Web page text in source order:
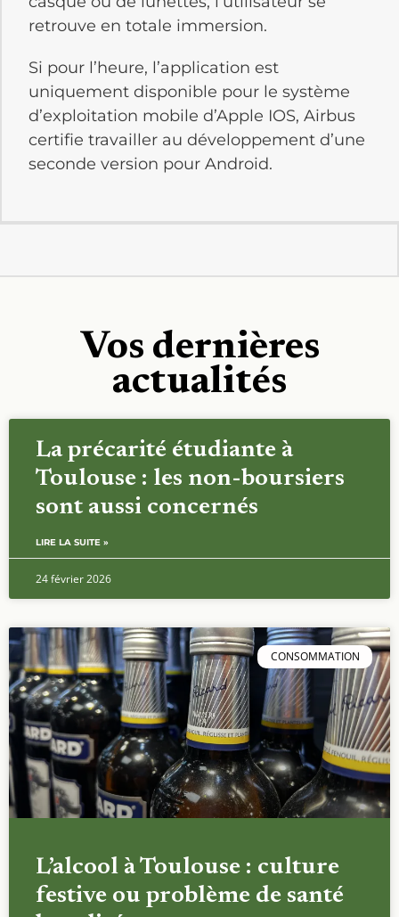
retrouve en totale immersion.
Si pour l’heure, l’application est
uniquement disponible pour le système
d’exploitation mobile d’Apple IOS, Airbus
certifie travailler au développement d’une
seconde version pour Android.
Vos dernières
actualités
La précarité étudiante à
Toulouse : les non-boursiers
sont aussi concernés
LIRE LA SUITE »
24 février 2026
CONSOMMATION
L’alcool à Toulouse : culture
festive ou problème de santé